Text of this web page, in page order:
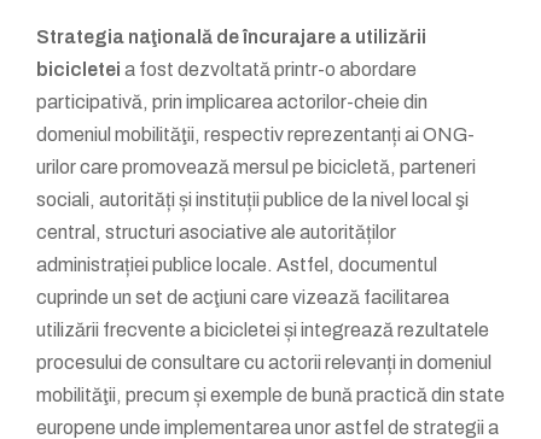
Strategia naţională de încurajare a utilizării
bicicletei a fost dezvoltată printr-o abordare
participativă, prin implicarea actorilor-cheie din
domeniul mobilităţii, respectiv reprezentanți ai ONG-
urilor care promovează mersul pe bicicletă, parteneri
sociali, autorități și instituții publice de la nivel local şi
central, structuri asociative ale autorităților
administrației publice locale. Astfel, documentul
cuprinde un set de acţiuni care vizează facilitarea
utilizării frecvente a bicicletei și integrează rezultatele
procesului de consultare cu actorii relevanți in domeniul
mobilităţii, precum și exemple de bună practică din state
europene unde implementarea unor astfel de strategii a